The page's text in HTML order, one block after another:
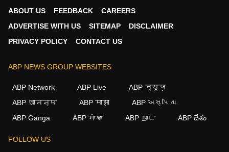
ABOUT US FEEDBACK
CAREERS
ADVERTISE WITH US
SITEMAP
DISCLAIMER
PRIVACY POLICY
CONTACT US
ABP NEWS GROUP WEBSITES
ABP Network ABP Live
ABP न्यूज़
ABP আনন্দ
ABP माझा
ABP અસ્મિતા
ABP Ganga
ABP ਸਾਂਝਾ ABP நாடு ABP దేశం
FOLLOW US